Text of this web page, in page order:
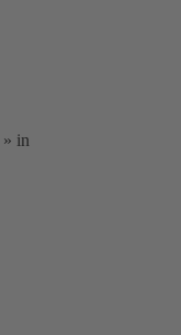
» in